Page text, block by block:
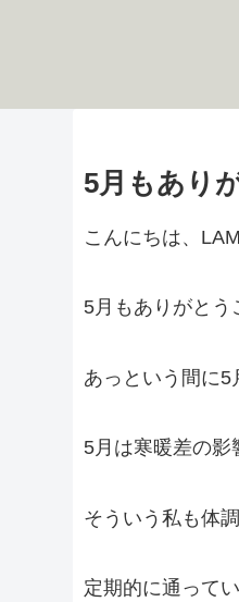
5月もあり
こんにちは、
5月もありがとう
あっという間に5
5月は寒暖差の影
そういう私も体
定期的に通って